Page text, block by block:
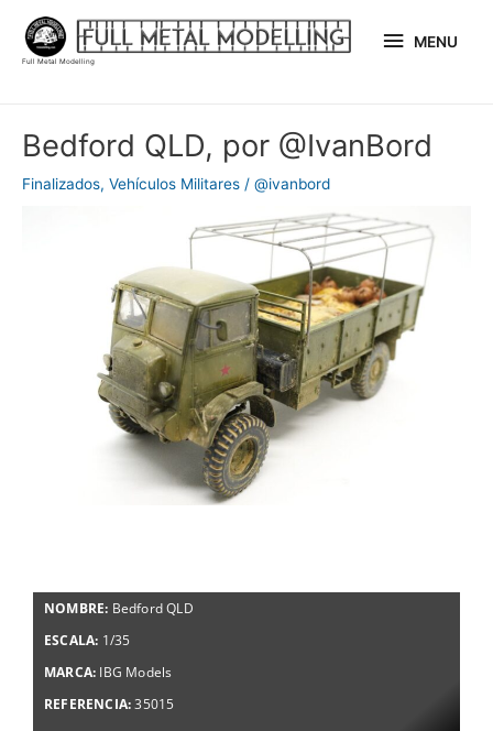
contenido
Full Metal Modelling
MENU
Bedford QLD, por @IvanBord
Finalizados, Vehículos Militares / @ivanbord
NOMBRE: Bedford QLD
ESCALA: 1/35
MARCA: IBG Models
REFERENCIA:35015
de